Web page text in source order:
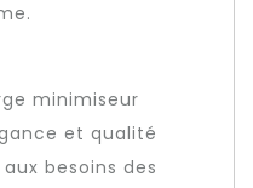
minimiseur
et qualité
besoins des